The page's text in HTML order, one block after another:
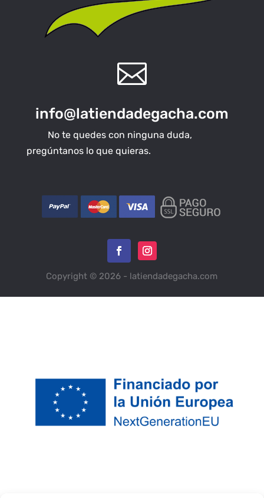

info@latiendadegacha.com
No te quedes con ninguna duda,
pregúntanos lo que quieras.
Copyright © 2026 - latiendadegacha.com